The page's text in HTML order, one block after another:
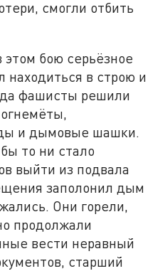
смогли отбить
бою серьёзное
находиться в строю и
фашисты решили
и дымовые шашки.
то ни стало
выйти из подвала
заполонил дым
Они горели,
продолжали
вести неравный
старший